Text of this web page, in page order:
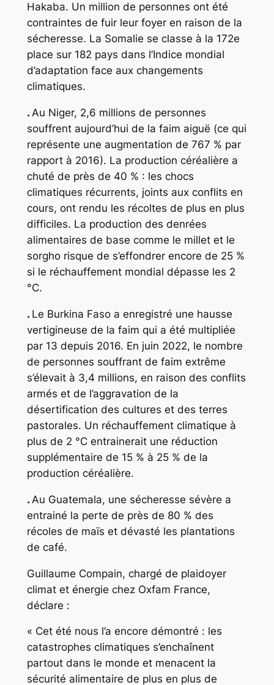
Hakaba. Un million de personnes ont été
contraintes de fuir leur foyer en raison de la
sécheresse. La Somalie se classe à la 172e
place sur 182 pays dans l’Indice mondial
d’adaptation face aux changements
climatiques.
. Au Niger, 2,6 millions de personnes
souffrent aujourd’hui de la faim aiguë (ce qui
représente une augmentation de 767 % par
rapport à 2016). La production céréalière a
chuté de près de 40 % : les chocs
climatiques récurrents, joints aux conflits en
cours, ont rendu les récoltes de plus en plus
difficiles. La production des denrées
alimentaires de base comme le millet et le
sorgho risque de s’effondrer encore de 25 %
si le réchauffement mondial dépasse les 2
°C.
. Le Burkina Faso a enregistré une hausse
vertigineuse de la faim qui a été multipliée
par 13 depuis 2016. En juin 2022, le nombre
de personnes souffrant de faim extrême
s’élevait à 3,4 millions, en raison des conflits
armés et de l’aggravation de la
désertification des cultures et des terres
pastorales. Un réchauffement climatique à
plus de 2 °C entrainerait une réduction
supplémentaire de 15 % à 25 % de la
production céréalière.
. Au Guatemala, une sécheresse sévère a
entrainé la perte de près de 80 % des
récoles de maïs et dévasté les plantations
de café.
Guillaume Compain, chargé de plaidoyer
climat et énergie chez Oxfam France,
déclare :
« Cet été nous l’a encore démontré : les
catastrophes climatiques s’enchaînent
partout dans le monde et menacent la
sécurité alimentaire de plus en plus de